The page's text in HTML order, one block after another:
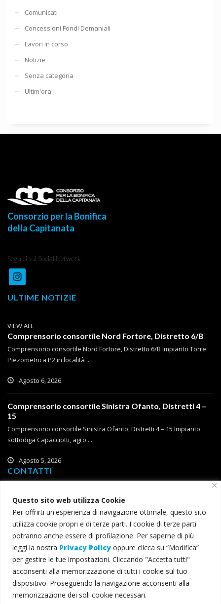
Questo sito web utilizza Cookie
Per offrirti un'esperienza di navigazione ottimale, questo sito
utilizza cookie propri e di terze parti. I cookie di terze parti
potranno anche essere di profilazione. Per saperne di più
leggi la nostra Privacy Policy oppure clicca su “Modifica”
per gestire le tue impostazioni. Cliccando "Accetta tutti"
acconsenti alla memorizzazione di tutti i cookie sul tuo
dispositivo. Proseguendo la navigazione acconsenti alla
memorizzazione dei soli cookie necessari.
Comunicati
Concessioni Fondi Demaniali
Lavori in corso
Notizie
Senza categoria
Ultim'ora
Consorzio per la Bonifica
della Capitanata
Seguici sui Social Network
ULTIME NOTIZIE
VIEW ALL
Comprensorio consortile Nord Fortore, Distretto 6/B
Comprensorio consortile Nord Fortore, Distretto 6/B Impianto Torre
Piezometrica P2 in località ...
Agosto 6, 2026
Comprensorio consortile Sinistra Ofanto, Distretti 4 –
15
Comprensorio consortile Sinistra Ofanto, Distretti 4 – 15 Impianto
sottodiga Capacciotti, agro ...
Agosto 5, 2026
CONTATTI
71121 Foggia
T (+39) 0881 785 111
F (+39) 0881 774 634
consorzio@bonificacapitanata.it
consorzio@pec.bonificacapitanata.it